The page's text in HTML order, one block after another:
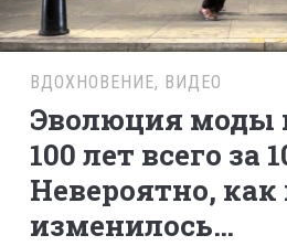
ВДОХНОВЕНИЕ, ВИДЕО
Эволюция моды
100 лет всего за
Невероятно, как
изменилось…